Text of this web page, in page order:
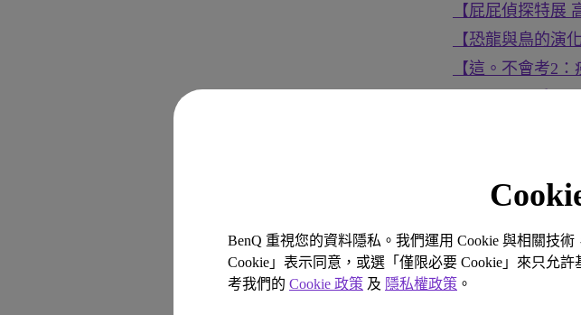
BenQ 重視您的資料隱私。我們運用 Cookie 與相關技
Cookie」表示同意，或選「僅限必要 Cookie」來只允
考我們的 Cookie 政策 及 隱私權政策 。
【屁屁偵探特展
【恐龍與鳥的演
【這。不會考2：
【teamLab 未來